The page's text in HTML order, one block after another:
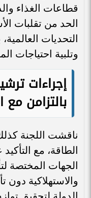
قطاعات الغذاء
الحد من تقلبات
التحديات
وتلبية احتياجات
إجراءات
بالتزامن مع
ناقشت اللجنة
الطاقة، مع
الجهات المختصة
والاستهلاكية